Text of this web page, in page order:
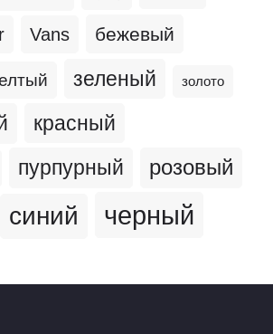
Vans бежевый
зеленый золото
красный
пурпурный розовый
синий черный